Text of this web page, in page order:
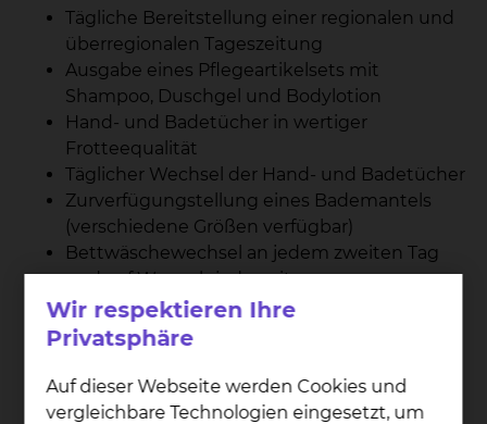
Tägliche Bereitstellung einer regionalen und
überregionalen Tageszeitung
Ausgabe eines Pflegeartikelsets mit
Shampoo, Duschgel und Bodylotion
Hand- und Badetücher in wertiger
Frotteequalität
Täglicher Wechsel der Hand- und Badetücher
Zurverfügungstellung eines Bademantels
(verschiedene Größen verfügbar)
Bettwäschewechsel an jedem zweiten Tag
und auf Wunsch jederzeit
Kostenlose Reinigung der persönlichen
Leibwäsche (Rückgabe innerhalb 24
Stunden)
Wahl- und Zusatzverpflegung (sofern
medizinisch möglich): Mit der Auswahl und
Wir respektieren Ihre
Privatsphäre
Auf dieser Webseite werden Cookies und
vergleichbare Technologien eingesetzt, um